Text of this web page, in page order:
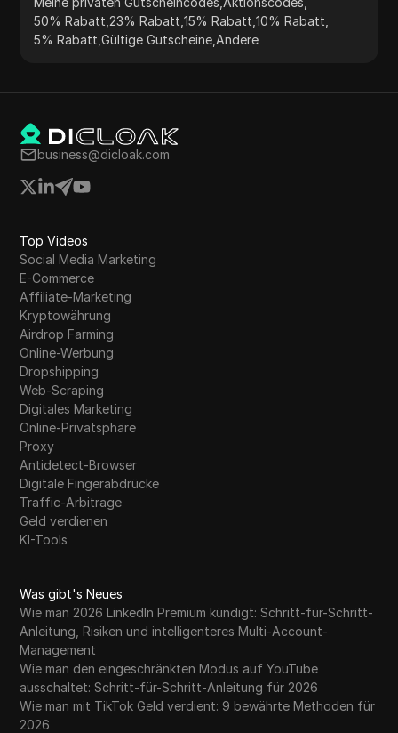
50% Rabatt 23% Rabatt ,15% Rabatt ,10% Rabatt
5% Rabatt ,Gültige Gutscheine Andere
business@dicloak.com
Top Videos
Social Media Marketing
E-Commerce
Affiliate-Marketing
Kryptowährung
Airdrop Farming
Online-Werbung
Dropshipping
Web-Scraping
Digitales Marketing
Online-Privatsphäre
Proxy
Antidetect-Browser
Digitale Fingerabdrücke
Traffic-Arbitrage
Geld verdienen
KI-Tools
Was gibt's Neues
Wie man 2026 LinkedIn Premium kündigt: Schritt-für-Schritt-
Anleitung, Risiken und intelligenteres Multi-Account-
Management
Wie man den eingeschränkten Modus auf YouTube
ausschaltet: Schritt-für-Schritt-Anleitung für 2026
Wie man mit TikTok Geld verdient: 9 bewährte Methoden für
2026